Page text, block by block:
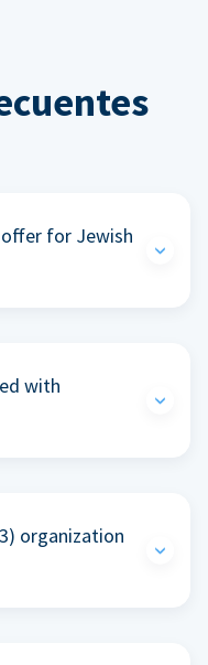
for Jewish
with
organization